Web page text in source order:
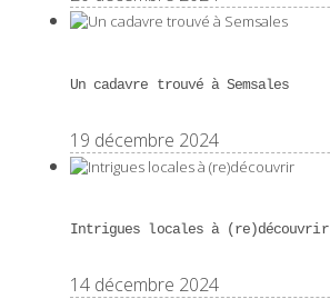
Un cadavre trouvé à Semsales
19 décembre 2024
Intrigues locales à (re)découvrir
14 décembre 2024